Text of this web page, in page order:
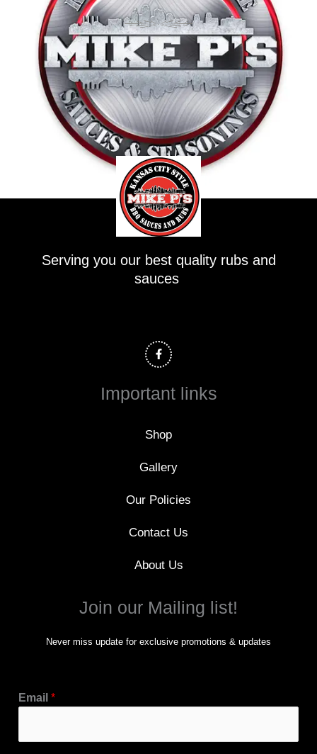
Serving you our best quality rubs and
sauces
a
c
e
o
Important links
Shop
Gallery
Our Policies
Contact Us
About Us
Join our Mailing list!
Never miss update for exclusive promotions & updates
Email *